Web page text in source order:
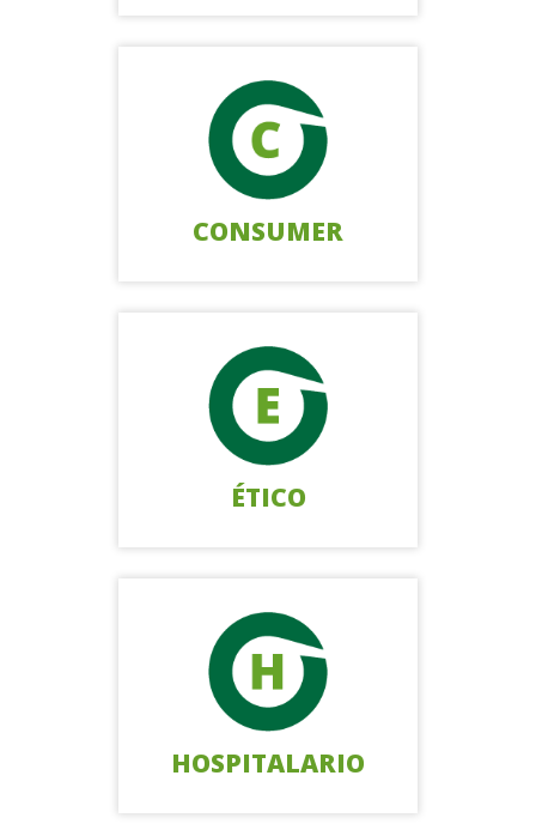
CONSUMER
ÉTICO
HOSPITALARIO